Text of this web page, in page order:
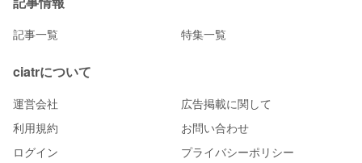
記事一覧 特集一覧
ciatrについて
運営会社
広告掲載に関して
利用規約
お問い合わせ
ログイン
プライバシーポリシー